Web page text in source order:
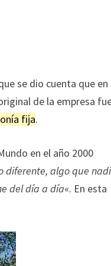
se dio cuenta que en
de la empresa
fija.
en el año 2000
diferente, algo que
del día a día«. En esta